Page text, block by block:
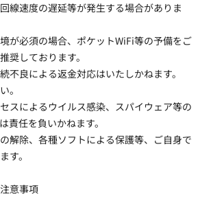
線速度の遅延等が発生する場合がありま
が必須の場合、ポケットWiFi等の予備をご
奨しております。
不良による返金対応はいたしかねます。
。
スによるウイルス感染、スパイウェア等の
責任を負いかねます。
解除、各種ソフトによる保護等、ご自身で
す。
意事項